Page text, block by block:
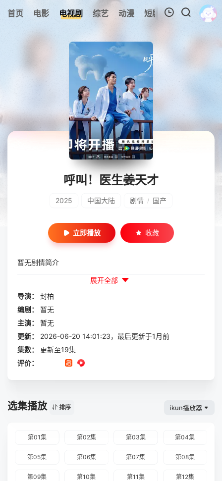
首页 电影 电视剧 综艺 动漫 短剧 今日更新
0
暂无观看影片的记录
呼叫！医生姜天才
2025 中国大陆 剧情 / 国产
立即播放 收藏
暂无剧情简介
展开全部
导演：
封柏
编剧：
暂无
主演：
暂无
更新：
2026-06-20 14:01:23，最后更新于1月前
集数：
更新至19集
评价：
选集播放 排序 ikun播放器
第01集 第02集 第03集 第04集
第05集 第06集 第07集 第08集
第09集 第10集 第11集 第12集